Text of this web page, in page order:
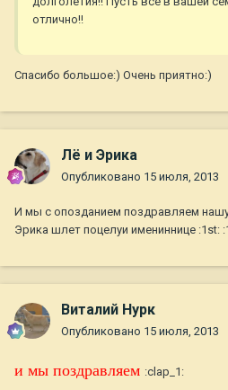
отлично!!
Спасибо большое:) Очень приятно:)
Лё и Эрика
Опубликовано 15 июля, 2013
И мы с опозданием поздравляем
Эрика шлет поцелуи имениннице :1st:
Виталий Нурк
Опубликовано 15 июля, 2013
и мы поздравляем :clap_1: